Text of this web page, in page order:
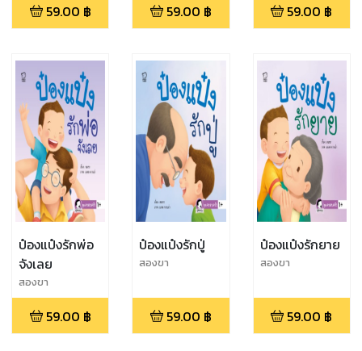
59.00 ฿ 59.00 ฿ 59.00 ฿
ป๋องแป๋งรักพ่อ
จังเลย
สองขา
59.00 ฿
ป๋องแป๋งรักปู่
สองขา
59.00 ฿
ป๋องแป๋งรักยาย
สองขา
59.00 ฿